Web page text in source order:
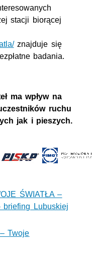
stacji biorącej
znajduje się
badania.
ma wpływ na
ruchu
jak i pieszych.
ŚWIATŁA –
briefing Lubuskiej
Twoje